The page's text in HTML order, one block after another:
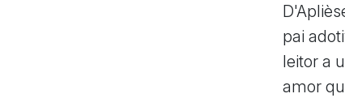
pai
leitor a
amor